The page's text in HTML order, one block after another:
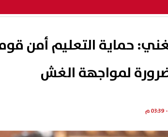
حماية التعليم أمن
لمواجهة الغش